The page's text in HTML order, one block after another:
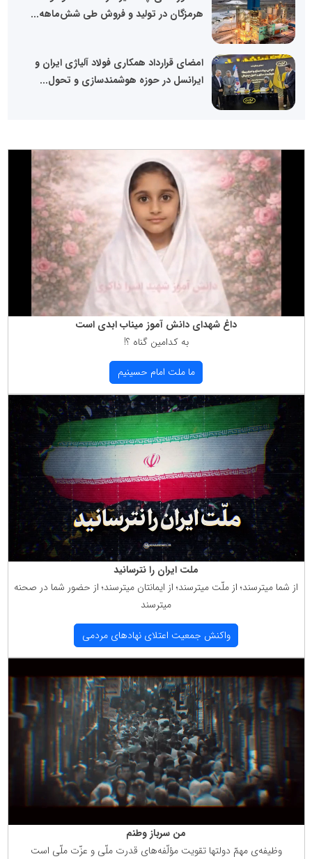
هرمزگان در تولید و فروش طی شش‌ماهه...
امضای قرارداد همکاری فولاد آلیاژی ایران و
ایرانسل در حوزه هوشمندسازی و تحول...
داغ شهدای دانش آموز میناب ابدی است
به كدامین گناه ؟!
ما ملت امام حسینیم
ملت ایران را نترسانید
از شما میترسند؛ از ملّت میترسند؛ از ایمانتان میترسند؛ از حضور شما در صحنه
میترسند
واكنش جمعیت اعتلای نهادهای مردمی
من سرباز وطنم
وظیفه‌ی مهمّ دولتها تقویت مؤلّفه‌های قدرت ملّی و عزّت ملّی است